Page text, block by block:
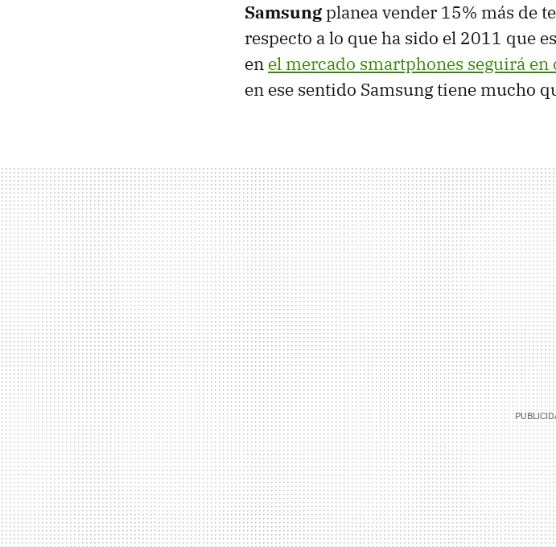
Samsungplanea vender 15% más de
respecto a lo que ha sido el 2011 que
en el mercado smartphones seguirá
en ese sentido Samsung tiene mucho